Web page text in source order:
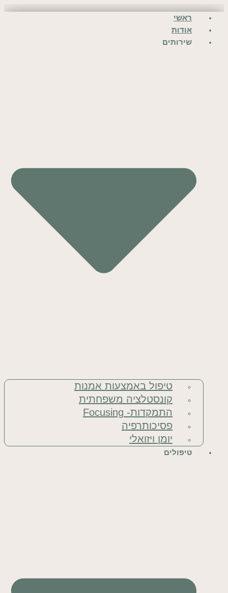
דילוג
לתוכן
ראשי
אודות
שירותים
טיפול באמצעות אמנות
קונסטלציה משפחתית
התמקדות- Focusing
פסיכותרפיה
יומן ויזואלי
טיפולים